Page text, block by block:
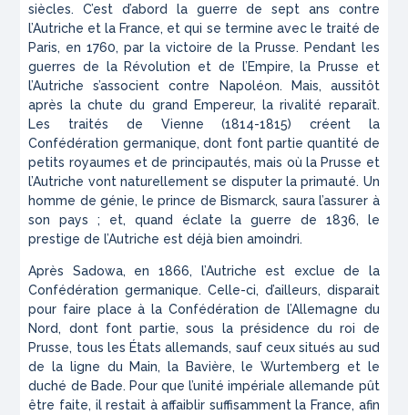
siècles. C’est d’abord la guerre de sept ans contre
l’Autriche et la France, et qui se termine avec le traité de
Paris, en 1760, par la victoire de la Prusse. Pendant les
guerres de la Révolution et de l’Empire, la Prusse et
l’Autriche s’associent contre Napoléon. Mais, aussitôt
après la chute du grand Empereur, la rivalité reparaît.
Les traités de Vienne (1814-1815) créent la
Confédération germanique, dont font partie quantité de
petits royaumes et de principautés, mais où la Prusse et
l’Autriche vont naturellement se disputer la primauté. Un
homme de génie, le prince de Bismarck, saura l’assurer à
son pays ; et, quand éclate la guerre de 1836, le
prestige de l’Autriche est déjà bien amoindri.
Après Sadowa, en 1866, l’Autriche est exclue de la
Confédération germanique. Celle-ci, d’ailleurs, disparait
pour faire place à la Confédération de l’Allemagne du
Nord, dont font partie, sous la présidence du roi de
Prusse, tous les États allemands, sauf ceux situés au sud
de la ligne du Main, la Bavière, le Wurtemberg et le
duché de Bade. Pour que l’unité impériale allemande pût
être faite, il restait à affaiblir suffisamment la France, afin